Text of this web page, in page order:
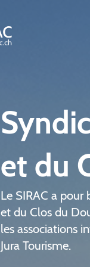
et du
Le SIRAC a
et du Clos du
les associations
Jura Tourisme.